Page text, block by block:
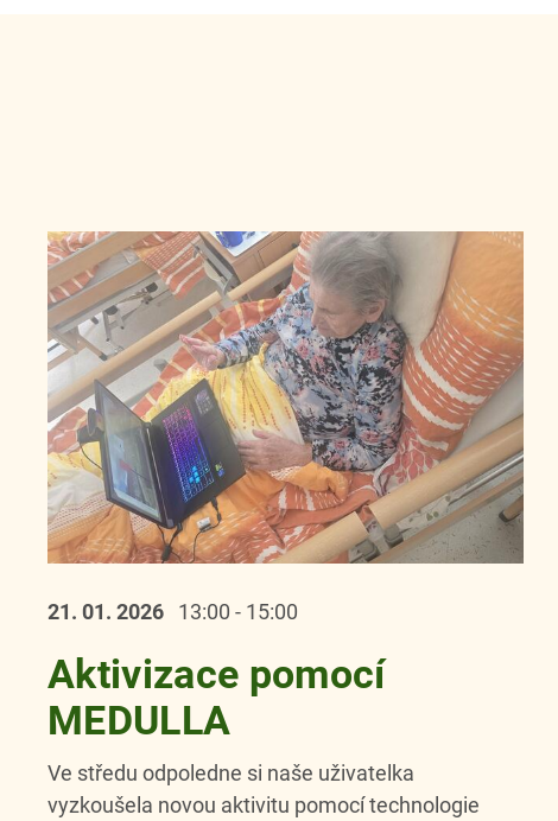
21. 01. 2026 13:00 - 15:00
Aktivizace pomocí
MEDULLA
Ve středu odpoledne si naše uživatelka
vyzkoušela novou aktivitu pomocí technologie